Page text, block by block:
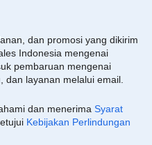
dan promosi yang dikirim
Indonesia mengenai
pembaruan mengenai
dan layanan melalui email.
dan menerima Syarat
Kebijakan Perlindungan